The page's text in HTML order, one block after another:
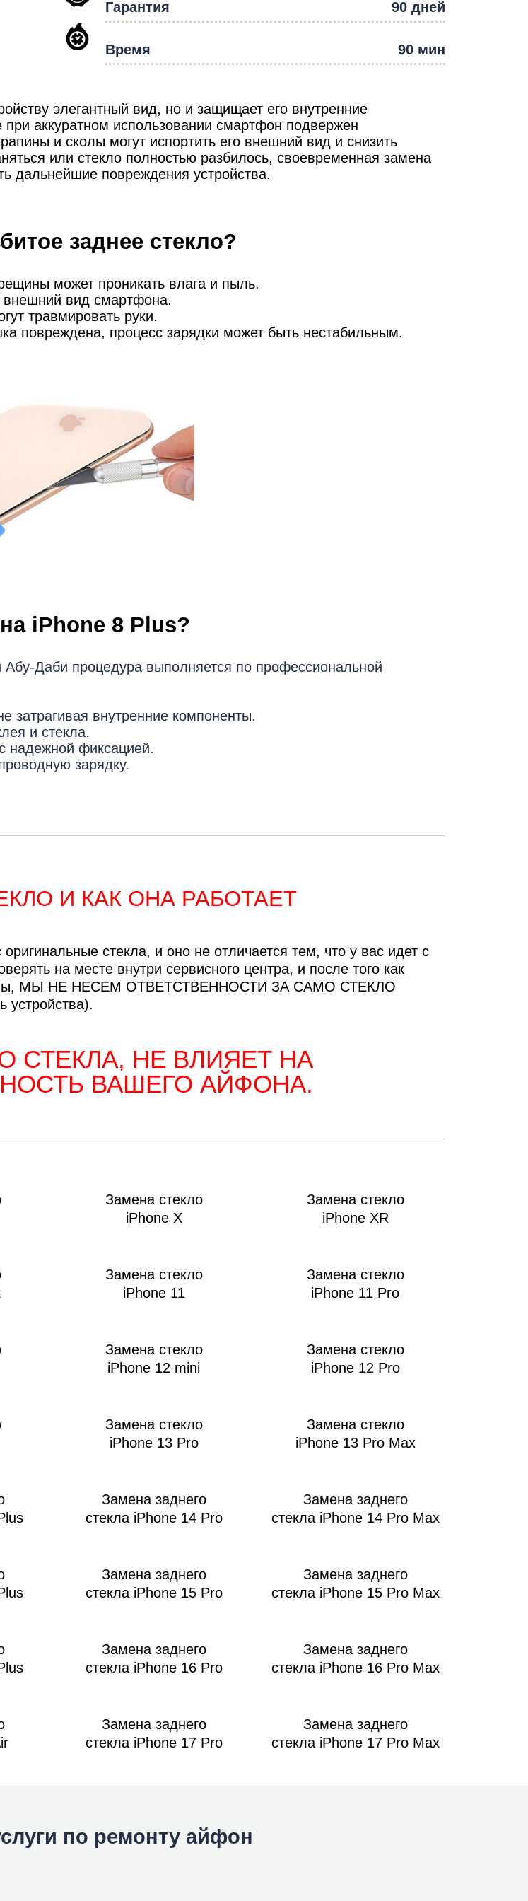
Гарантия 90 дней
Время 90 мин
элегантный вид, но и защищает его внутренние
аккуратном использовании смартфон подвержен
и сколы могут испортить его внешний вид и снизить
или стекло полностью разбилось, своевременная замена
дальнейшие повреждения устройства.
заднее стекло?
может проникать влага и пыль.
внешний вид смартфона.
травмировать руки.
повреждена, процесс зарядки может быть нестабильным.
iPhone 8 Plus?
Даби процедура выполняется по профессиональной
внутренние компоненты.
и стекла.
надежной фиксацией.
зарядку.
И КАК ОНА РАБОТАЕТ
стекла, и оно не отличается тем, что у вас идет с
на месте внутри сервисного центра, и после того как
МЫ НЕ НЕСЕМ ОТВЕТСТВЕННОСТИ ЗА САМО СТЕКЛО
устройства).
СТЕКЛА, НЕ ВЛИЯЕТ НА
ВАШЕГО АЙФОНА.
Замена стекло
iPhone X
Замена стекло
iPhone XR
Замена стекло
iPhone 11
Замена стекло
iPhone 11 Pro
Замена стекло
iPhone 12 mini
Замена стекло
iPhone 12 Pro
Замена стекло
iPhone 13 Pro
Замена стекло
iPhone 13 Pro Max
Замена заднего
стекла iPhone 14 Pro
Замена заднего
стекла iPhone 14 Pro Max
Замена заднего
стекла iPhone 15 Pro
Замена заднего
стекла iPhone 15 Pro Max
Замена заднего
стекла iPhone 16 Pro
Замена заднего
стекла iPhone 16 Pro Max
Замена заднего
стекла iPhone 17 Pro
Замена заднего
стекла iPhone 17 Pro Max
по ремонту айфон